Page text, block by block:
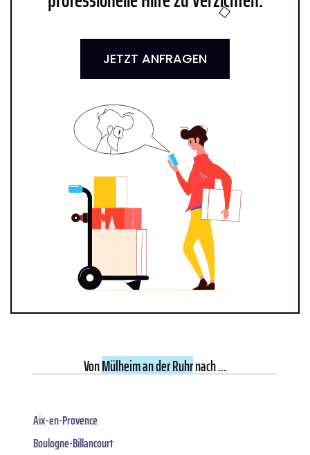
JETZT ANFRAGEN
VonMülheim an der Ruhrnach ...
Aix-en-Provence
Boulogne-Billancourt